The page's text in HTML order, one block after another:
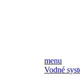
menu
Vodné